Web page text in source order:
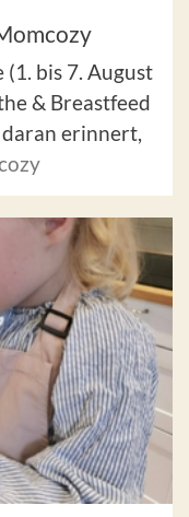
bis 7. August
& Breastfeed
erinnert,